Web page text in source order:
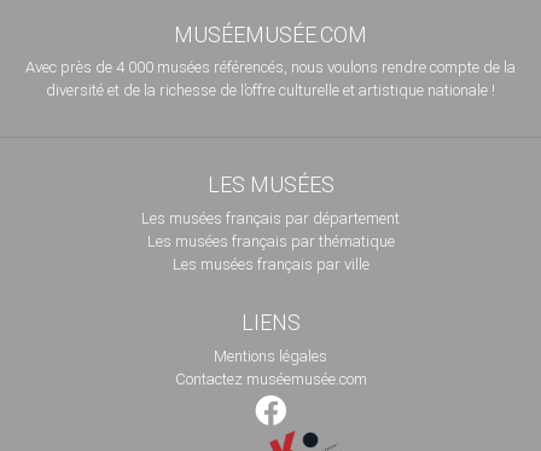
MUSÉEMUSÉE.COM
Avec près de 4 000 musées référencés, nous voulons rendre compte de la
diversité et de la richesse de l’offre culturelle et artistique nationale !
LES MUSÉES
Les musées français par département
Les musées français par thématique
Les musées français par ville
LIENS
Mentions légales
Contactez muséemusée.com